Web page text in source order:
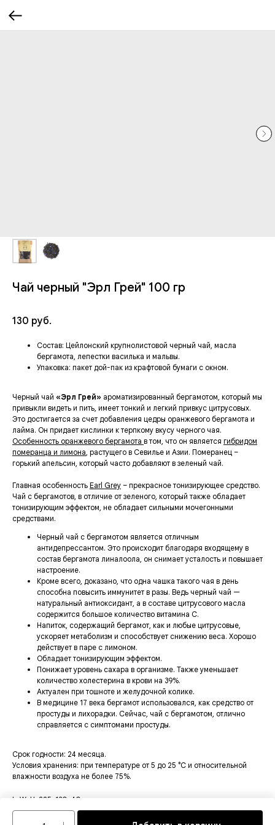
Чай черный "Эрл Грей" 100 гр
130 руб.
Состав: Цейлонский крупнолистовой черный чай, масла
бергамота, лепестки василька и мальвы.
Упаковка: пакет дой-пак из крафтовой бумаги с окном.
Черный чай «Эрл Грей» ароматизированный бергамотом, который мы
привыкли видеть и пить, имеет тонкий и легкий привкус цитрусовых.
Это достигается за счет добавления цедры оранжевого бергамота и
лайма. Он придает кислинки к терпкому вкусу черного чая.
Особенность оранжевого бергамота в том, что он является гибридом
померанца и лимона, растущего в Севилье и Азии. Померанец –
горький апельсин, который часто добавляют в зеленый чай.
Главная особенность Earl Grey – прекрасное тонизирующее средство.
Чай с бергамотов, в отличие от зеленого, который также обладает
тонизирующим эффектом, не обладает сильными мочегонными
средствами.
Черный чай с бергамотом является отличным
антидепрессантом. Это происходит благодаря входящему в
состав бергамота линалоола, он снимает усталость и повышает
настроение.
Кроме всего, доказано, что одна чашка такого чая в день
способна повысить иммунитет в разы. Ведь черный чай —
натуральный антиоксидант, а в составе цитрусового масла
содержится большое количество витамина С.
Напиток, содержащий бергамот, как и любые цитрусовые,
ускоряет метаболизм и способствует снижению веса. Хорошо
действует в паре с лимоном.
Обладает тонизирующим эффектом.
Понижает уровень сахара в организме. Также уменьшает
количество холестерина в крови на 39%.
Актуален при тошноте и желудочной колике.
В медицине 17 века бергамот использовался, как средство от
простуды и лихорадки. Сейчас, чай с бергамотом, отлично
справляется с симптомами простуды.
Срок годности: 24 месяца.
Условия хранения: при температуре от 5 до 25 °C и относительной
влажности воздуха не более 75%.
LxWxH: 225x130x40 mm
Weight: 100 g